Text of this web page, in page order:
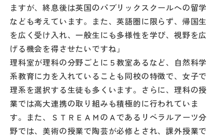
ますが、終息後は英国のパブリックスクールへの留学
なども考えています。また、英語圏に限らず、帰国生
を広く受け入れ、一般生にも多様性を学び、視野を広
げる機会を得させたいですね」
理科室が理科の分野ごとに５教室あるなど、自然科学
系教育に力を入れていることも同校の特徴で、女子で
理系を選択する生徒も多くいます。さらに、理科の授
業では高大連携の取り組みも積極的に行われていま
す。また、ＳＴＲＥＡＭのＡであるリベラルアーツ分
野では、美術の授業で陶芸が必修とされ、課外授業で